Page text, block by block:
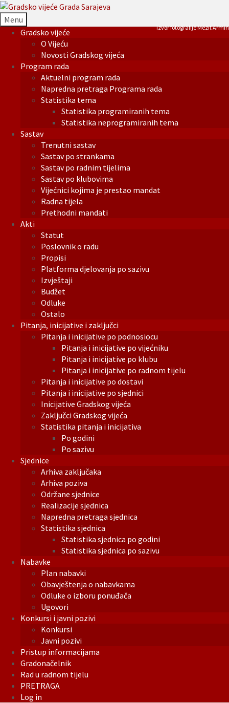
Menu
Gradsko vijeće
O Vijeću
Novosti Gradskog vijeća
Program rada
Aktuelni program rada
Napredna pretraga Programa rada
Statistika tema
Statistika programiranih tema
Statistika neprogramiranih tema
Sastav
Trenutni sastav
Sastav po strankama
Sastav po radnim tijelima
Sastav po klubovima
Vijećnici kojima je prestao mandat
Radna tijela
Prethodni mandati
Akti
Statut
Poslovnik o radu
Propisi
Platforma djelovanja po sazivu
Izvještaji
Budžet
Odluke
Ostalo
Pitanja, inicijative i zaključci
Pitanja i inicijative po podnosiocu
Pitanja i inicijative po vijećniku
Pitanja i inicijative po klubu
Pitanja i inicijative po radnom tijelu
Pitanja i inicijative po dostavi
Pitanja i inicijative po sjednici
Inicijative Gradskog vijeća
Zaključci Gradskog vijeća
Statistika pitanja i inicijativa
Po godini
Po sazivu
Sjednice
Arhiva zaključaka
Arhiva poziva
Održane sjednice
Realizacije sjednica
Napredna pretraga sjednica
Statistika sjednica
Statistika sjednica po godini
Statistika sjednica po sazivu
Nabavke
Plan nabavki
Obavještenja o nabavkama
Odluke o izboru ponuđača
Ugovori
Konkursi i javni pozivi
Konkursi
Javni pozivi
Pristup informacijama
Gradonačelnik
Rad u radnom tijelu
PRETRAGA
Log in
Izvor fotografije Mezit Armin